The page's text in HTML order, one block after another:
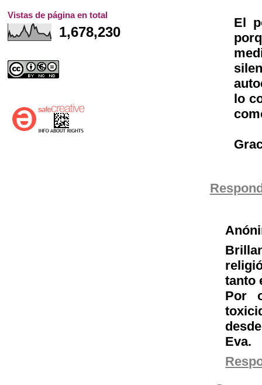
El
lo
tanto
Por
Eva.
Vistas de página en total
1,678,230